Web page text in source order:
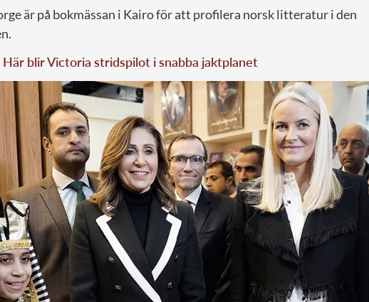
är på bokmässan i Kairo för att profilera norsk litteratur i den
blir Victoria stridspilot i snabba jaktplanet